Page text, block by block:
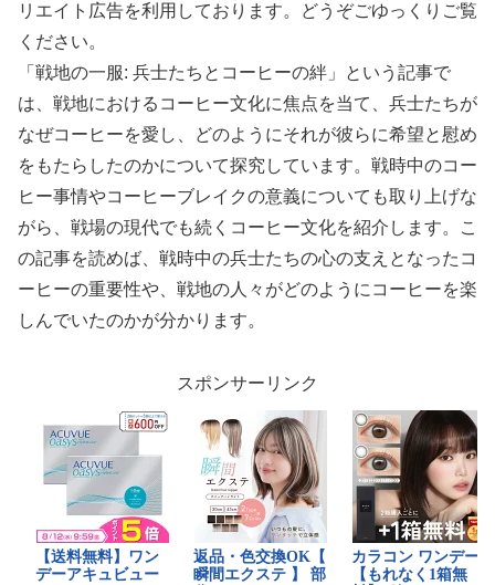
リエイト広告を利用しております。どうぞごゆっくりご覧
ください。
「戦地の一服: 兵士たちとコーヒーの絆」という記事で
は、戦地におけるコーヒー文化に焦点を当て、兵士たちが
なぜコーヒーを愛し、どのようにそれが彼らに希望と慰め
をもたらしたのかについて探究しています。戦時中のコー
ヒー事情やコーヒーブレイクの意義についても取り上げな
がら、戦場の現代でも続くコーヒー文化を紹介します。こ
の記事を読めば、戦時中の兵士たちの心の支えとなったコ
ーヒーの重要性や、戦地の人々がどのようにコーヒーを楽
しんでいたのかが分かります。
スポンサーリンク